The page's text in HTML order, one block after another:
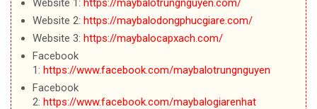
Website 1: https://maybalotrungnguyen.com/
Website 2: https://maybalodongphucgiare.com/
Website 3: https://maybalocapxach.com/
Facebook
1: https://www.facebook.com/maybalotrungnguyen
Facebook
2: https://www.facebook.com/maybalogiarenhat